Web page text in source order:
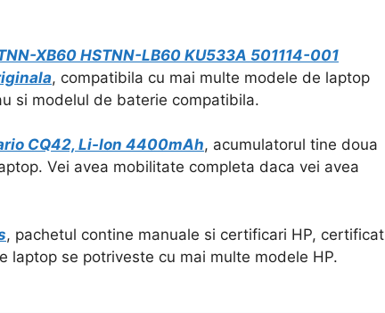
XB60 HSTNN-LB60 KU533A 501114-001
, compatibila cu mai multe modele de laptop
si modelul de baterie compatibila.
CQ42, Li-Ion 4400mAh, acumulatorul tine doua
Vei avea mobilitate completa daca vei avea
, pachetul contine manuale si certificari HP, certificat
se potriveste cu mai multe modele HP.